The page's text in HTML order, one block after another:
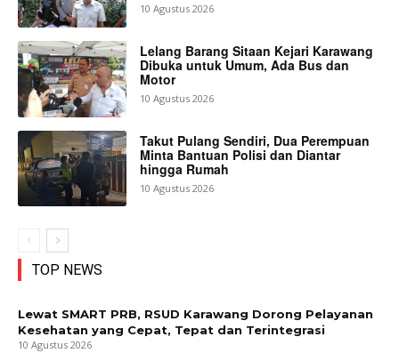
10 Agustus 2026
Lelang Barang Sitaan Kejari Karawang
Dibuka untuk Umum, Ada Bus dan
Motor
10 Agustus 2026
Takut Pulang Sendiri, Dua Perempuan
Minta Bantuan Polisi dan Diantar
hingga Rumah
10 Agustus 2026
TOP NEWS
Lewat SMART PRB, RSUD Karawang Dorong Pelayanan
Kesehatan yang Cepat, Tepat dan Terintegrasi
10 Agustus 2026